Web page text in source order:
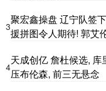
3
聚宏鑫操盘 辽宁队签
援拼图令人期待! 郭艾
4
天成创亿 詹杜候选,
压布伦森, 前三无悬念